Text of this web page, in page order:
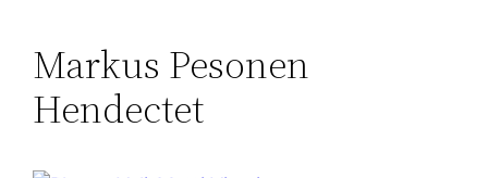
Markus Pesonen
Hendectet